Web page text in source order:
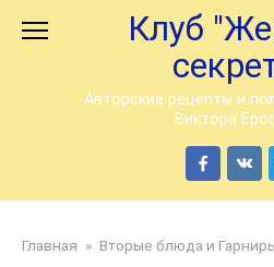
Клуб
Авторские рецепты и
Виктора
Главная » Вторые блюда и